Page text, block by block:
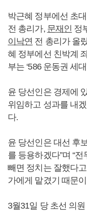
박근혜 정부에선 초
전 총리가, 문재인 정
이낙연 전 총리가 올
혜 정부에선 친박계
부는 ‘586 운동권 세대
윤 당선인은 경제에
위임하고 성과를 내
다.
윤 당선인은 대선 후
를 등용하겠다”며 “
빼면 정치는 잘했다
가에게 맡겼기 때문
3월31일 당 초선 의